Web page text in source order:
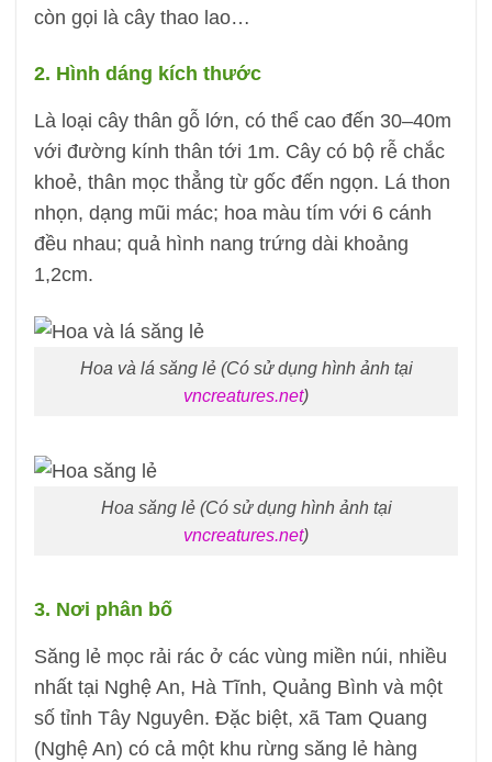
còn gọi là cây thao lao…
2. Hình dáng kích thước
Là loại cây thân gỗ lớn, có thể cao đến 30–40m
với đường kính thân tới 1m. Cây có bộ rễ chắc
khoẻ, thân mọc thẳng từ gốc đến ngọn. Lá thon
nhọn, dạng mũi mác; hoa màu tím với 6 cánh
đều nhau; quả hình nang trứng dài khoảng
1,2cm.
Hoa và lá săng lẻ (Có sử dụng hình ảnh tại
vncreatures.net)
Hoa săng lẻ (Có sử dụng hình ảnh tại
vncreatures.net)
3. Nơi phân bố
Săng lẻ mọc rải rác ở các vùng miền núi, nhiều
nhất tại Nghệ An, Hà Tĩnh, Quảng Bình và một
số tỉnh Tây Nguyên. Đặc biệt, xã Tam Quang
(Nghệ An) có cả một khu rừng săng lẻ hàng